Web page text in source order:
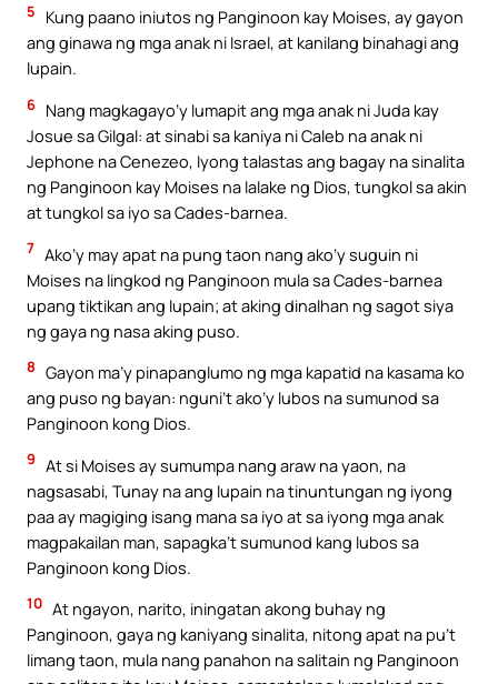
5
Kung paano iniutos ng Panginoon kay Moises, ay gayon
ang ginawa ng mga anak ni Israel, at kanilang binahagi ang
lupain.
6 Nang magkagayo’y lumapit ang mga anak ni Juda kay
Josue sa Gilgal: at sinabi sa kaniya ni Caleb na anak ni
Jephone na Cenezeo, Iyong talastas ang bagay na sinalita
ng Panginoon kay Moises na lalake ng Dios, tungkol sa akin
at tungkol sa iyo sa Cades-barnea.
7 Ako’y may apat na pung taon nang ako’y suguin ni
Moises na lingkod ng Panginoon mula sa Cades-barnea
upang tiktikan ang lupain; at aking dinalhan ng sagot siya
ng gaya ng nasa aking puso.
8 Gayon ma’y pinapanglumo ng mga kapatid na kasama ko
ang puso ng bayan: nguni’t ako’y lubos na sumunod sa
Panginoon kong Dios.
9 At si Moises ay sumumpa nang araw na yaon, na
nagsasabi, Tunay na ang lupain na tinuntungan ng iyong
paa ay magiging isang mana sa iyo at sa iyong mga anak
magpakailan man, sapagka’t sumunod kang lubos sa
Panginoon kong Dios.
10 At ngayon, narito, iningatan akong buhay ng
Panginoon, gaya ng kaniyang sinalita, nitong apat na pu’t
limang taon, mula nang panahon na salitain ng Panginoon